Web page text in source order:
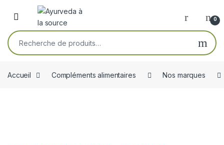
Skip to navigation
Skip to content
Open 0
Recherche pour :
Accueil Compléments alimentaires Nos marques